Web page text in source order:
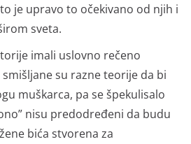
je upravo to očekivano od njih i
sveta.
imali uslovno rečeno
smišljane su razne teorije da bi
muškarca, pa se špekulisalo
nisu predodređeni da budu
bića stvorena za